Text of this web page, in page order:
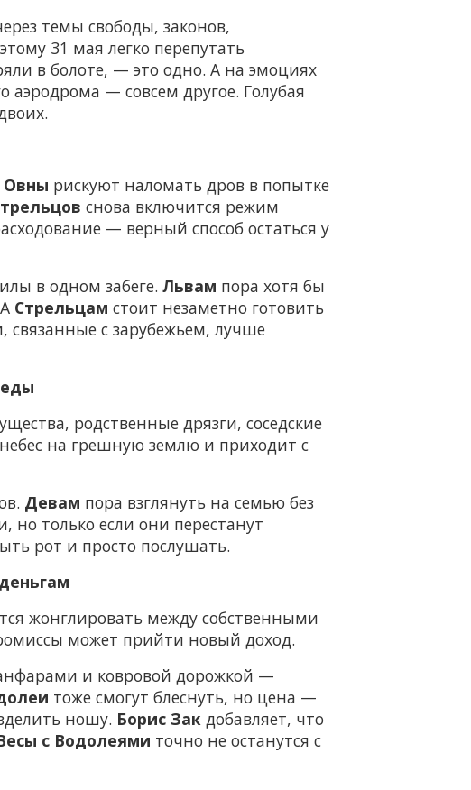
темы свободы, законов,
31 мая легко перепутать
в болоте, — это одно. А на эмоциях
аэродрома — совсем другое. Голубая
Овны рискуют наломать дров в попытке
снова включится режим
— верный способ остаться у
в одном забеге. Львам пора хотя бы
Стрельцам стоит незаметно готовить
связанные с зарубежьем, лучше
родственные дрязги, соседские
небес на грешную землю и приходит с
Девам пора взглянуть на семью без
только если они перестанут
рот и просто послушать.
жонглировать между собственными
может прийти новый доход.
и ковровой дорожкой —
тоже смогут блеснуть, но цена —
ношу. Борис Закдобавляет, что
с Водолеями точно не останутся с